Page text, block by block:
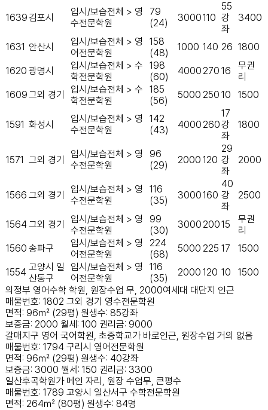
1639 김포시
입시/보습전체 > 영
수전문학원
79
(24)
3000110
55
강
좌
3400
1631 안산시
입시/보습전체 > 영
어전문학원
158
(48)
1000 140 26 1800
1620 광명시
입시/보습전체 > 수
학전문학원
198
(60)
4000270 16
무권
리
1609그외 경기
입시/보습전체 > 수
학전문학원
185
(56)
5000 250 10 1500
1591 화성시
입시/보습전체 > 영
수전문학원
142
(43)
4000260
17
강
좌
1800
1571 그외 경기
입시/보습전체 > 영
수전문학원
96
(29)
2000 120
29
강
좌
2000
1566 그외 경기
입시/보습전체 > 영
수전문학원
116
(35)
3000160
40
강
좌
2500
1564 그외 경기
입시/보습전체 > 영
수전문학원
99
(30)
300020015
무권
리
1560 송파구
입시/보습전체 > 영
어전문학원
224
(68)
5000 225 17 1500
1554 고양시 일
산동구
입시/보습전체 > 영
어전문학원
116
(35)
2000 120 10
1500
의정부 영어수학 학원, 원장수업 무, 2000여세대 대단지 인근
매물번호: 1802 그외 경기 영수전문학원
면적: 96㎡ (29평) 원생수: 85강좌
보증금: 2000 월세: 100 권리금: 9000
갈매지구 영어 국어학원, 초중학교가 바로인근, 원장수업 거의 없음
매물번호: 1794 구리시 영어전문학원
면적: 96㎡ (29평) 원생수: 40강좌
보증금: 3000 월세: 150 권리금: 3300
일산후곡학원가 메인 자리, 원장 수업무, 큰평수
매물번호: 1789 고양시 일산서구 수학전문학원
면적: 264㎡ (80평) 원생수: 84명